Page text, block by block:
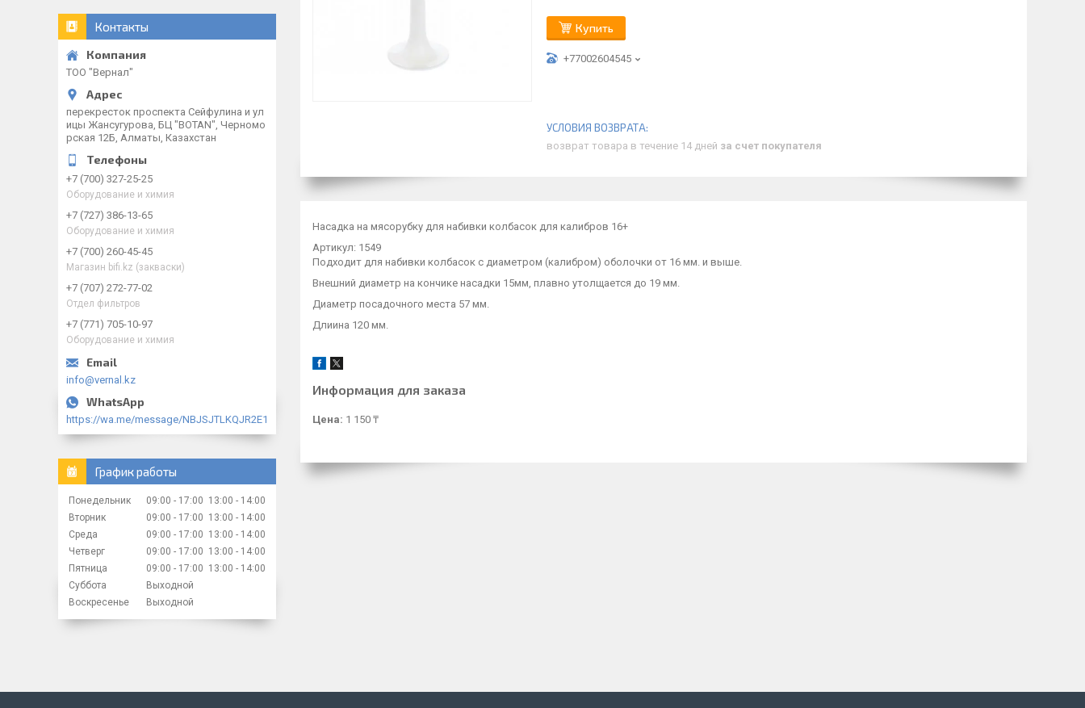
Купить
+77002604545
возврат товара в течение 14 дней за счет покупателя
Насадка на мясорубку для набивки колбасок для калибров 16+
Артикул: 1549
Подходит для набивки колбасок с диаметром (калибром) оболочки от 16 мм. и выше.
Внешний диаметр на кончике насадки 15мм, плавно утолщается до 19 мм.
Диаметр посадочного места 57 мм.
Длиина 120 мм.
Информация для заказа
Цена: 1 150 ₸
Контакты
ТОО "Вернал"
перекресток проспекта Сейфулина и ул
ицы Жансугурова, БЦ "BOTAN", Черномо
рская 12Б, Алматы, Казахстан
+7 (700) 327-25-25
Оборудование и химия
+7 (727) 386-13-65
Оборудование и химия
+7 (700) 260-45-45
Магазин bifi.kz (закваски)
+7 (707) 272-77-02
Отдел фильтров
+7 (771) 705-10-97
Оборудование и химия
info@vernal.kz
https://wa.me/message/NBJSJTLKQJR2E1
График работы
Понедельник 09:00 17:00 13:00
14:00
Вторник
09:00 17:00 13:00
14:00
Среда
09:00 17:00 13:00
14:00
Четверг
09:00 17:00 13:00
14:00
Пятница
09:00 17:00 13:00
14:00
Суббота
Выходной
Воскресенье
Выходной